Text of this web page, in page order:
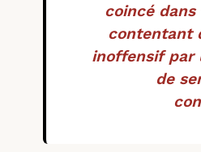
coincé dans
contentant
inoffensif par
de